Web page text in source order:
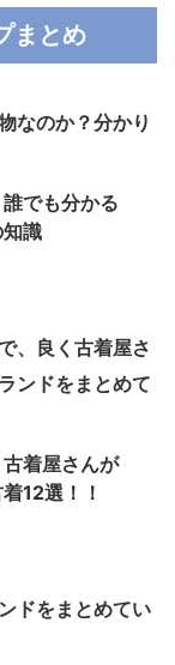
まとめ
なのか？分かり
誰でも分かる
識
、良く古着屋さ
ンドをまとめて
着屋さんが
12選！！
ドをまとめてい